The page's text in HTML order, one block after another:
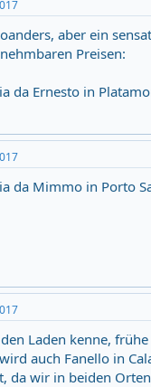
aber ein
Preisen:
da Ernesto in
da Mimmo in Porto
Laden kenne,
auch Fanello in
da wir in beiden